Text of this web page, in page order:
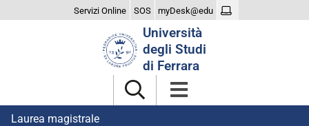
Servizi Online SOS myDesk@edu
Università
degli Studi
di Ferrara
Laurea magistrale